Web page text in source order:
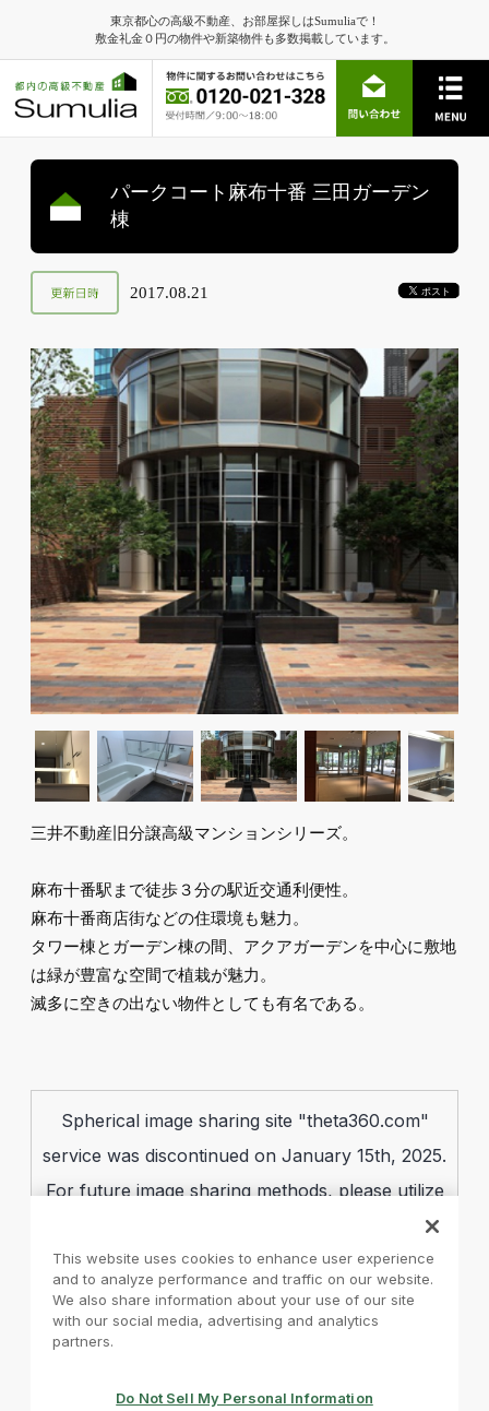
東京都心の高級不動産、お部屋探しはSumuliaで！
敷金礼金０円の物件や新築物件も多数掲載しています。
パークコート麻布十番 三田ガーデン
棟
2017.08.21
三井不動産旧分譲高級マンションシリーズ。
麻布十番駅まで徒歩３分の駅近交通利便性。
麻布十番商店街などの住環境も魅力。
タワー棟とガーデン棟の間、アクアガーデンを中心に敷地
は緑が豊富な空間で植栽が魅力。
滅多に空きの出ない物件としても有名である。